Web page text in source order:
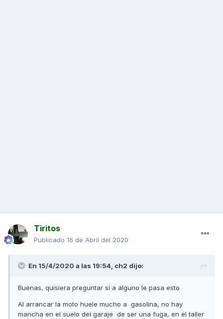
Tiritos
Publicado 16 de Abril del 2020
En 15/4/2020 a las 19:54, ch2 dijo:
Buenas, quisiera preguntar si a alguno le pasa esto
Al arrancar la moto huele mucho a gasolina, no hay
mancha en el suelo del garaje de ser una fuga, en el taller